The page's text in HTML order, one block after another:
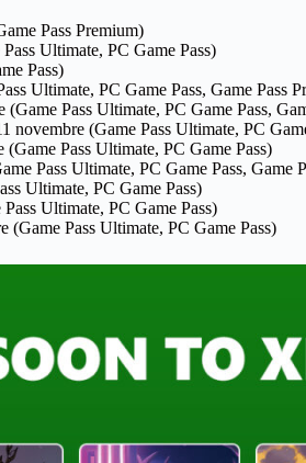
Pass Premium)
Ultimate, PC Game Pass)
Pass)
Ultimate, PC Game Pass, Game Pass
Pass Ultimate, PC Game Pass,
novembre (Game Pass Ultimate, PC
Pass Ultimate, PC Game Pass)
Pass Ultimate, PC Game Pass, Game
Ultimate, PC Game Pass)
Ultimate, PC Game Pass)
Pass Ultimate, PC Game Pass)